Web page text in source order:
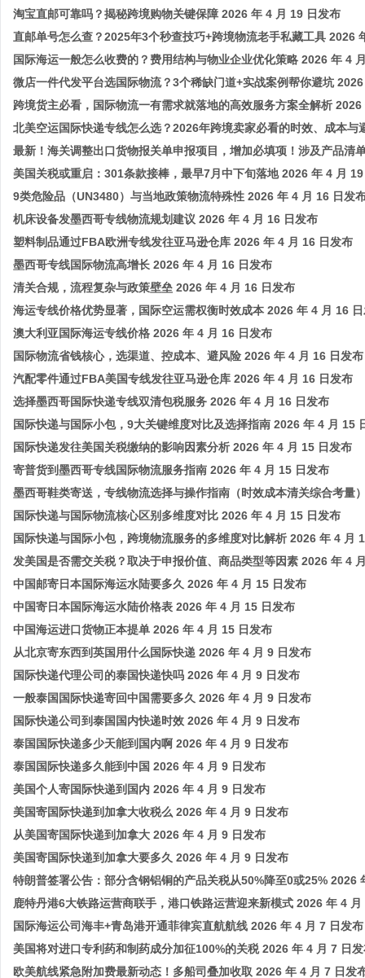
淘宝直邮可靠吗？揭秘跨境购物关键保障 2026 年 4 月 19 日发布
直邮单号怎么查？2025年3个秒查技巧+跨境物流老手私藏工具 2026
国际海运一般怎么收费的？费用结构与物业企业优化策略 2026 年 4
微店一件代发平台选国际物流？3个稀缺门道+实战案例帮你避坑
跨境货主必看，国际物流一有需求就落地的高效服务方案全解析
北美空运国际快递专线怎么选？2026年跨境卖家必看的时效、成本与
最新！海关调整出口货物报关单申报项目，增加必填项！涉及产品清
美国关税或重启：301条款接棒，最早7月中下旬落地 2026 年 4 月
9类危险品（UN3480）与当地政策物流特殊性 2026 年 4 月 16 日发
机床设备发墨西哥专线物流规划建议 2026 年 4 月 16 日发布
塑料制品通过FBA欧洲专线发往亚马逊仓库 2026 年 4 月 16 日发布
墨西哥专线国际物流高增长 2026 年 4 月 16 日发布
清关合规，流程复杂与政策壁垒 2026 年 4 月 16 日发布
海运专线价格优势显著，国际空运需权衡时效成本 2026 年 4 月 16
澳大利亚国际海运专线价格 2026 年 4 月 16 日发布
国际物流省钱核心，选渠道、控成本、避风险 2026 年 4 月 16 日发布
汽配零件通过FBA美国专线发往亚马逊仓库 2026 年 4 月 16 日发布
选择墨西哥国际快递专线双清包税服务 2026 年 4 月 16 日发布
国际快递与国际小包，9大关键维度对比及选择指南 2026 年 4 月 15
国际快递发往美国关税缴纳的影响因素分析 2026 年 4 月 15 日发布
寄普货到墨西哥专线国际物流服务指南 2026 年 4 月 15 日发布
墨西哥鞋类寄送，专线物流选择与操作指南（时效成本清关综合考量
国际快递与国际物流核心区别多维度对比 2026 年 4 月 15 日发布
国际快递与国际小包，跨境物流服务的多维度对比解析 2026 年 4 月
发美国是否需交关税？取决于申报价值、商品类型等因素 2026 年 4
中国邮寄日本国际海运水陆要多久 2026 年 4 月 15 日发布
中国寄日本国际海运水陆价格表 2026 年 4 月 15 日发布
中国海运进口货物正本提单 2026 年 4 月 15 日发布
从北京寄东西到英国用什么国际快递 2026 年 4 月 9 日发布
国际快递代理公司的泰国快递快吗 2026 年 4 月 9 日发布
一般泰国国际快递寄回中国需要多久 2026 年 4 月 9 日发布
国际快递公司到泰国国内快递时效 2026 年 4 月 9 日发布
泰国国际快递多少天能到国内啊 2026 年 4 月 9 日发布
泰国国际快递多久能到中国 2026 年 4 月 9 日发布
美国个人寄国际快递到国内 2026 年 4 月 9 日发布
美国寄国际快递到加拿大收税么 2026 年 4 月 9 日发布
从美国寄国际快递到加拿大 2026 年 4 月 9 日发布
美国寄国际快递到加拿大要多久 2026 年 4 月 9 日发布
特朗普签署公告：部分含钢铝铜的产品关税从50%降至0或25% 2026
鹿特丹港6大铁路运营商联手，港口铁路运营迎来新模式 2026 年 4
国际海运公司海丰+青岛港开通菲律宾直航航线 2026 年 4 月 7 日发布
美国将对进口专利药和制药成分加征100%的关税 2026 年 4 月 7 日
欧美航线紧急附加费最新动态！多船司叠加收取 2026 年 4 月 7 日发